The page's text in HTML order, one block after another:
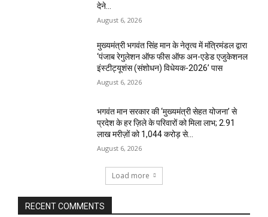
देने...
August 6, 2026
मुख्यमंत्री भगवंत सिंह मान के नेतृत्व में मंत्रिमंडल द्वारा
‘पंजाब रेगुलेशन ऑफ फीस ऑफ अन-एडेड एजुकेशनल
इंस्टीट्यूशंस (संशोधन) विधेयक-2026’ पास
August 6, 2026
भगवंत मान सरकार की ‘मुख्यमंत्री सेहत योजना’ से
प्रदेश के हर ज़िले के परिवारों को मिला लाभ; 2.91
लाख मरीज़ों को ₹1,044 करोड़ से...
August 6, 2026
Load more
RECENT COMMENTS